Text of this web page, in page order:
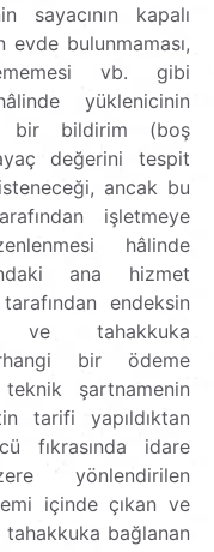
sayacının kapalı
evde bulunmaması,
vb. gibi
yüklenicinin
bir bildirim (boş
değerini tespit
ancak bu
işletmeye
hâlinde
ana hizmet
endeksin
ve tahakkuka
bir ödeme
teknik şartnamenin
tarifi yapıldıktan
fıkrasında idare
yönlendirilen
içinde çıkan ve
bağlanan